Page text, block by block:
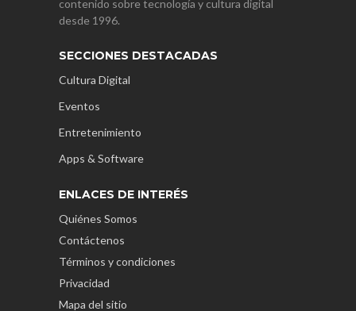
contenido sobre tecnología y cultura digital
desde 1996.
SECCIONES DESTACADAS
Cultura Digital
Eventos
Entretenimiento
Apps & Software
ENLACES DE INTERÉS
Quiénes Somos
Contáctenos
Términos y condiciones
Privacidad
Mapa del sitio